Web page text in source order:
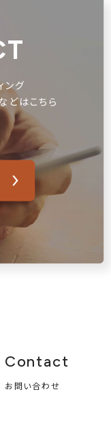
ング
どはこちら
Contact
お問い合わせ